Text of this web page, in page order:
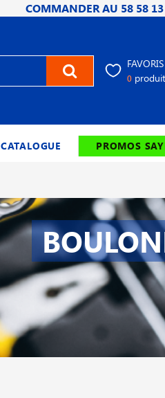
COMMANDER AU 58 58
FAVORIS
0
CATALOGUE PROMOS